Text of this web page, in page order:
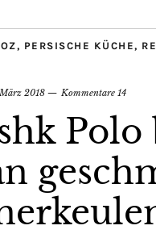
, PERSISCHE KÜCHE,
2018 Kommentare 14